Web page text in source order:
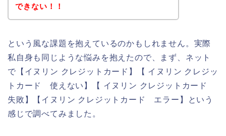
できない！！
という風な課題を抱えているのかもしれません。実際
私自身も同じような悩みを抱えたので、まず、ネット
で【イヌリン クレジットカード】【 イヌリン クレジッ
トカード 使えない】【 イヌリン クレジットカード
失敗】【イヌリン クレジットカード エラー】という
感じで調べてみました。